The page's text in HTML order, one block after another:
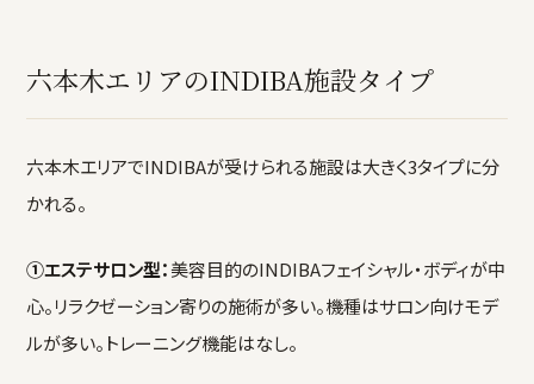
六本木エリアのINDIBA施設タイプ
六本木エリアでINDIBAが受けられる施設は大きく3タイプに分
かれる。
①エステサロン型：美容目的のINDIBAフェイシャル・ボディが中
心。リラクゼーション寄りの施術が多い。機種はサロン向けモデ
ルが多い。トレーニング機能はなし。